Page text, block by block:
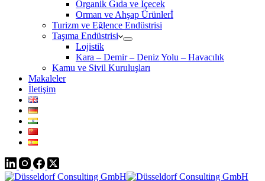
Organik Gıda ve İçecek
Orman ve Ahşap Ürünlerİ
Turizm ve Eğlence Endüstrisi
Taşıma Endüstrisi
Lojistik
Kara – Demir – Deniz Yolu – Havacılık
Kamu ve Sivil Kuruluşları
Makaleler
İletişim